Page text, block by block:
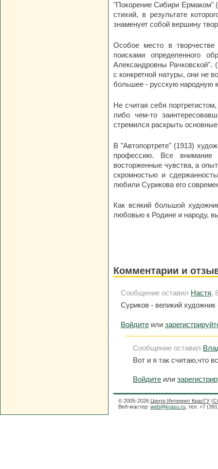
"Покорение Сибири Ермаком"
стихий, в результате
знаменует собой вершину
Особое место в
поисками определенного
Александровны
с конкретной натуры, они не
большее - русскую народную
Не считая себя
либо чем-то
стремился раскрыть
В "Автопортрете" (1913)
профессию. Все внимание
восторженные чувства, а
скромностью и
любили Сурикова его
Как всякий большой
любовью к Родине и народу,
Комментарии и
Сообщение оставил Настя,
Суриков - великий
Войдите или
Сообщение оставил
Вот и я так считаю,что
Войдите или
© 2005-2026 Центр Интернет КрасГУ (
Веб-мастер: web@krasu.ru, тел. +7